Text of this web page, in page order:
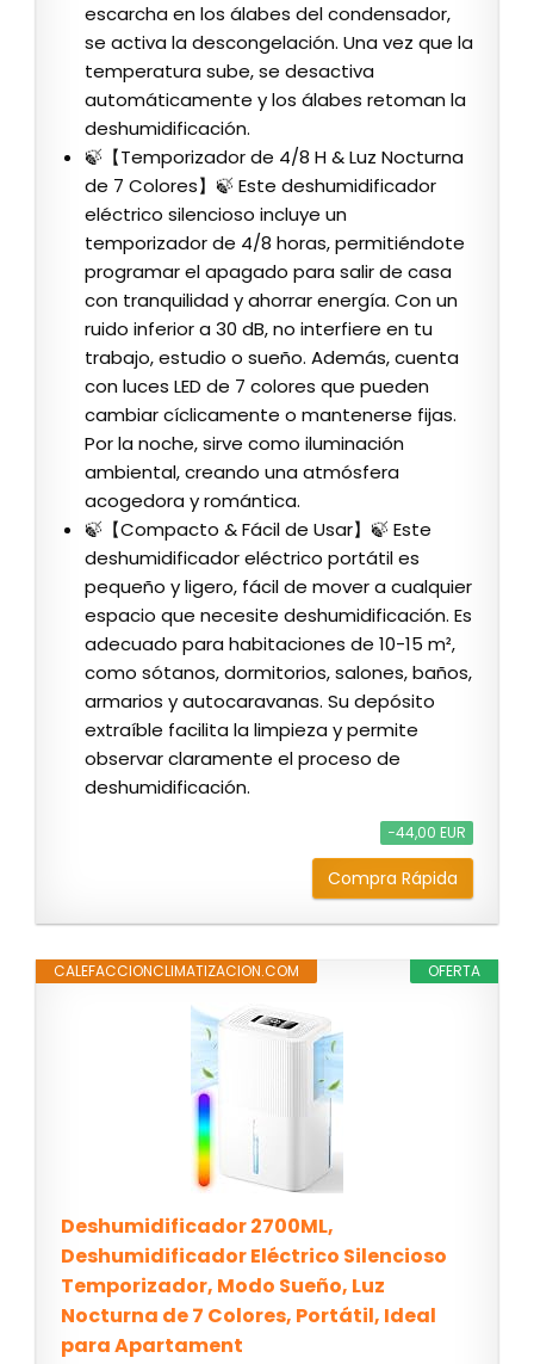
escarcha en los álabes del condensador,
se activa la descongelación. Una vez que la
temperatura sube, se desactiva
automáticamente y los álabes retoman la
deshumidificación.
🍃【Temporizador de 4/8 H & Luz Nocturna
de 7 Colores】🍃 Este deshumidificador
eléctrico silencioso incluye un
temporizador de 4/8 horas, permitiéndote
programar el apagado para salir de casa
con tranquilidad y ahorrar energía. Con un
ruido inferior a 30 dB, no interfiere en tu
trabajo, estudio o sueño. Además, cuenta
con luces LED de 7 colores que pueden
cambiar cíclicamente o mantenerse fijas.
Por la noche, sirve como iluminación
ambiental, creando una atmósfera
acogedora y romántica.
🍃【Compacto & Fácil de Usar】🍃 Este
deshumidificador eléctrico portátil es
pequeño y ligero, fácil de mover a cualquier
espacio que necesite deshumidificación. Es
adecuado para habitaciones de 10-15 m²,
como sótanos, dormitorios, salones, baños,
armarios y autocaravanas. Su depósito
extraíble facilita la limpieza y permite
observar claramente el proceso de
deshumidificación.
−44,00 EUR
Compra Rápida
OFERTA
CALEFACCIONCLIMATIZACION.COM
Deshumidificador 2700ML,
Deshumidificador Eléctrico Silencioso
Temporizador, Modo Sueño, Luz
Nocturna de 7 Colores, Portátil, Ideal
para Apartament